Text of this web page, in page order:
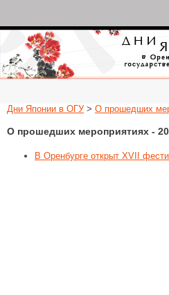
Дни Японии в
университете
Дни Японии в ОГУ> О прошедших
О прошедших мероприятиях -
В Оренбурге открыт XVII